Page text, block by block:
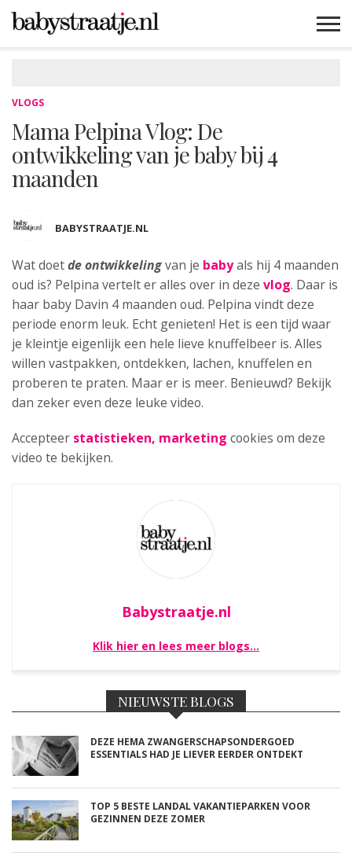
VLOGS
Mama Pelpina Vlog: De
ontwikkeling van je baby bij 4
maanden
BABYSTRAATJE.NL
Wat doetde ontwikkelingvan je babyals hij 4 maanden
oud is? Pelpina vertelt er alles over in deze vlog. Daar is
haar baby Davin 4 maanden oud. Pelpina vindt deze
periode enorm leuk. Echt genieten! Het is een tijd waar
je kleintje eigenlijk een hele lieve knuffelbeer is. Alles
willen vastpakken, ontdekken, lachen, knuffelen en
proberen te praten. Maar er is meer. Benieuwd? Bekijk
dan zeker even deze leuke video.
Accepteer statistieken, marketing cookies om deze
video te bekijken.
Babystraatje.nl
Klik hier en lees meer blogs…
NIEUWSTE BLOGS
DEZE HEMA ZWANGERSCHAPSONDERGOED
ESSENTIALS HAD JE LIEVER EERDER ONTDEKT
TOP 5 BESTE LANDAL VAKANTIEPARKEN VOOR
GEZINNEN DEZE ZOMER